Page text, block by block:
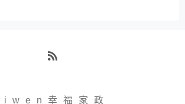
liwen幸福家政